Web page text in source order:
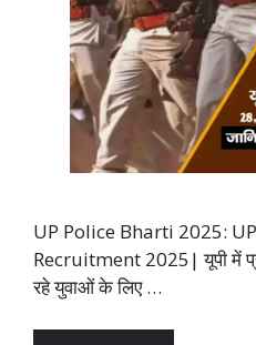
UP Police Bharti 2025:
Recruitment 2025| यूपी में
रहे युवाओं के लिए …